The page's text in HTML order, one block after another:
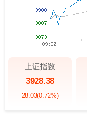
上证指数
3928.38
28.03(0.72%)